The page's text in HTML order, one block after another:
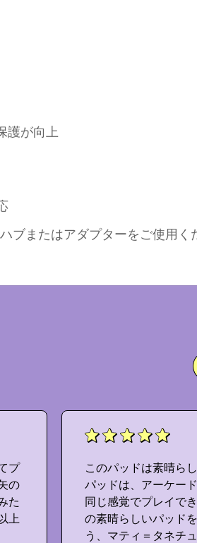
護が向上
ブまたはアダプターをご使用く
プ
の
た
上
このパッドは素晴ら
パッドは、アーケー
同じ感覚でプレイで
の素晴らしいパッド
う、マティ＝タネチ